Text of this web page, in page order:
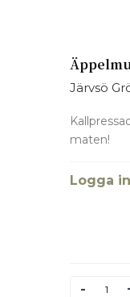
Järvsö
maten!
Logga
Antal